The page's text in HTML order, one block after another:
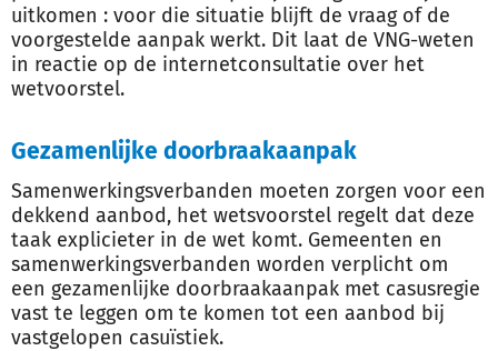
uitkomen : voor die situatie blijft de vraag of de
voorgestelde aanpak werkt. Dit laat de VNG-weten
in reactie op de internetconsultatie over het
wetvoorstel.
Gezamenlijke doorbraakaanpak
Samenwerkingsverbanden moeten zorgen voor een
dekkend aanbod, het wetsvoorstel regelt dat deze
taak explicieter in de wet komt. Gemeenten en
samenwerkingsverbanden worden verplicht om
een gezamenlijke doorbraakaanpak met casusregie
vast te leggen om te komen tot een aanbod bij
vastgelopen casuïstiek.